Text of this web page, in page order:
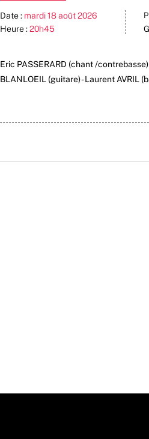
Date : mardi 18 août 2026
Heure :20h45
Eric PASSERARD (chant /
BLANLOEIL (guitare) - Laurent AVRIL